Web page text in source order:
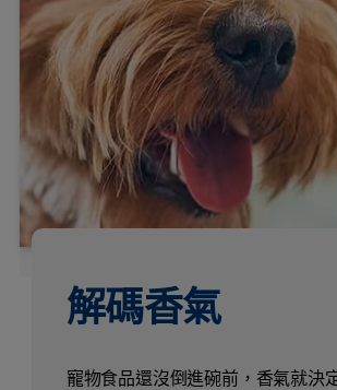
解碼香氣
寵物食品還沒倒進碗前，香氣就決